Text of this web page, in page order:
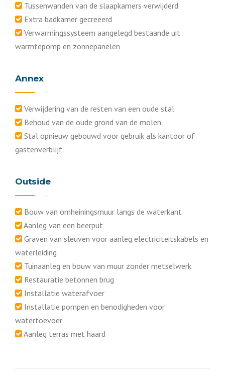
Tussenwanden van de slaapkamers verwijderd
Extra badkamer gecreëerd
Verwarmingssysteem aangelegd bestaande uit
warmtepomp en zonnepanelen
Annex
Verwijdering van de resten van een oude stal
Behoud van de oude grond van de molen
Stal opnieuw gebouwd voor gebruik als kantoor of
gastenverblijf
Outside
Bouw van omheiningsmuur langs de waterkant
Aanleg van een beerput
Graven van sleuven voor aanleg electriciteitskabels en
waterleiding
Tuinaanleg en bouw van muur zonder metselwerk
Restauratie betonnen brug
Installatie waterafvoer
Installatie pompen en benodigheden voor
watertoevoer
Aanleg terras met haard